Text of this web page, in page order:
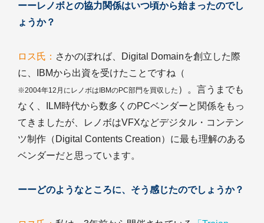
ーーレノボとの協力関係はいつ頃から始まったのでし
ょうか？
ロス氏： さかのぼれば、Digital Domainを創立した際
に、IBMから出資を受けたことですね（
※2004年12月にレノボはIBMのPC部門を買収した ）。言うまでも
なく、ILM時代から数多くのPCベンダーと関係をもっ
てきましたが、レノボはVFXなどデジタル・コンテン
ツ制作（Digital Contents Creation）に最も理解のある
ベンダーだと思っています。
ーーどのようなところに、そう感じたのでしょうか？